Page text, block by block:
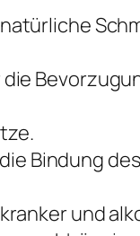
Bindung
und